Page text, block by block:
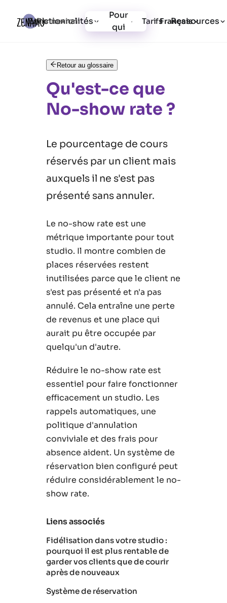
Fonctionnalités
Pour
qui
Tarifs Ressources
Connexion Inscription Français
Retour au glossaire
Qu'est-ce que
No-show rate ?
Le pourcentage de cours
réservés par un client mais
auxquels il ne s'est pas
présenté sans annuler.
Le no-show rate est une
métrique importante pour tout
studio. Il montre combien de
places réservées restent
inutilisées parce que le client ne
s'est pas présenté et n'a pas
annulé. Cela entraîne une perte
de revenus et une place qui
aurait pu être occupée par
quelqu'un d'autre.
Réduire le no-show rate est
essentiel pour faire fonctionner
efficacement un studio. Les
rappels automatiques, une
politique d'annulation
conviviale et des frais pour
absence aident. Un système de
réservation bien configuré peut
réduire considérablement le no-
show rate.
Liens associés
Fidélisation dans votre studio :
pourquoi il est plus rentable de
garder vos clients que de courir
après de nouveaux
Système de réservation